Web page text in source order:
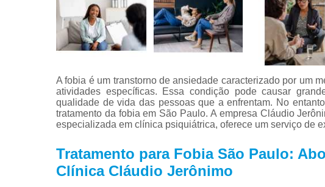
Tratamentos
para
transtorno
bipolar
Tratamentos
para
transtorno de
estresse
Tratamentos
pânico
A fobia é um transtorno de ansiedade caracterizado por um
atividades específicas. Essa condição pode causar
qualidade de vida das pessoas que a enfrentam. No
tratamento da fobia em São Paulo. A empresa Cláudio
especializada em clínica psiquiátrica, oferece um serviço de
Tratamento para Fobia São Paulo:
Clínica Cláudio Jerônimo